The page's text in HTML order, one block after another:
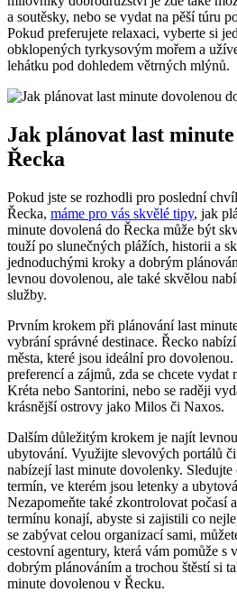
a soutěsky, nebo se vydat na pěší túru
Pokud preferujete relaxaci, vyberte si
obklopených tyrkysovým mořem a
lehátku pod dohledem větrných mlýnů.
Jak plánovat last
Řecka
Pokud jste se rozhodli pro poslední
Řecka, máme pro vás skvělé tipy, jak
minute dovolená do Řecka může být
touží po slunečných plážích, historii a
jednoduchými kroky a dobrým
levnou dovolenou, ale také skvělou
služby.
Prvním krokem při plánování last
vybrání správné destinace. Řecko
města, které jsou ideální pro
preferencí a zájmů, zda se chcete vydat
Kréta nebo Santorini, nebo se raději
krásnější ostrovy jako Milos či Naxos.
Dalším důležitým krokem je najít
ubytování. Využijte slevových portálů
nabízejí last minute dovolenky. Sledujte
termín, ve kterém jsou letenky a
Nezapomeňte také zkontrolovat počasí
termínu konají, abyste si zajistili co
se zabývat celou organizací sami,
cestovní agentury, která vám pomůže s
dobrým plánováním a trochou štěstí si
minute dovolenou v Řecku.